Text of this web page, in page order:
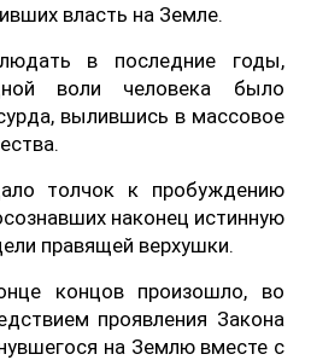
власть на Земле.
в последние годы,
воли человека было
вылившись в массовое
толчок к пробуждению
наконец истинную
правящей верхушки.
концов произошло, во
проявления Закона
на Землю вместе с